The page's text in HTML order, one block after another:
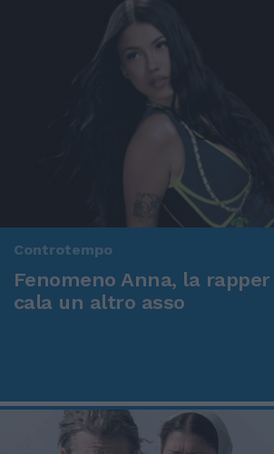
Controtempo
Fenomeno Anna, la
cala un altro asso